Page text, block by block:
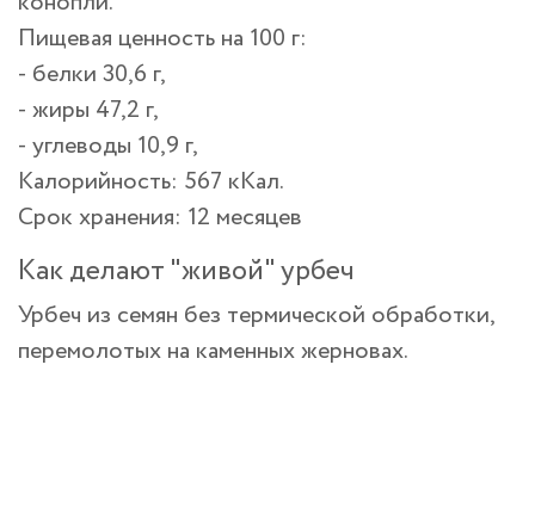
Пищевая ценность на 100 г:
- белки 30,6 г,
- жиры 47,2 г,
- углеводы 10,9 г,
Калорийность: 567 кКал.
Срок хранения: 12 месяцев
Как делают "живой" урбеч
Урбеч из семян без термической обработки,
перемолотых на каменных жерновах.